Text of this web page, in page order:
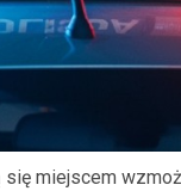
miejscem